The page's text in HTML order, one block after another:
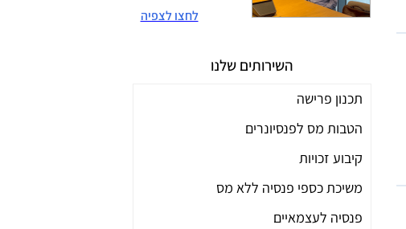
לחצו לצפיה
השירותים שלנו
תכנון פרישה
הטבות מס לפנסיונרים
קיבוע זכויות
משיכת כספי פנסיה ללא מס
פנסיה לעצמאיים